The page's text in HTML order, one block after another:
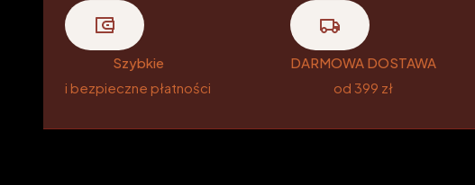
Szybkie
i bezpieczne płatności
DARMOWA DOSTAWA
od 399 zł